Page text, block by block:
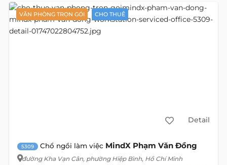
VĂN PHÒNG TRỌN GÓI CHO THUÊ
Detail
5309 Chổ ngồi làm việc MindX Phạm Văn Đồng
đường Kha Vạn Cân, phường Hiệp Bình, Hồ Chí Minh